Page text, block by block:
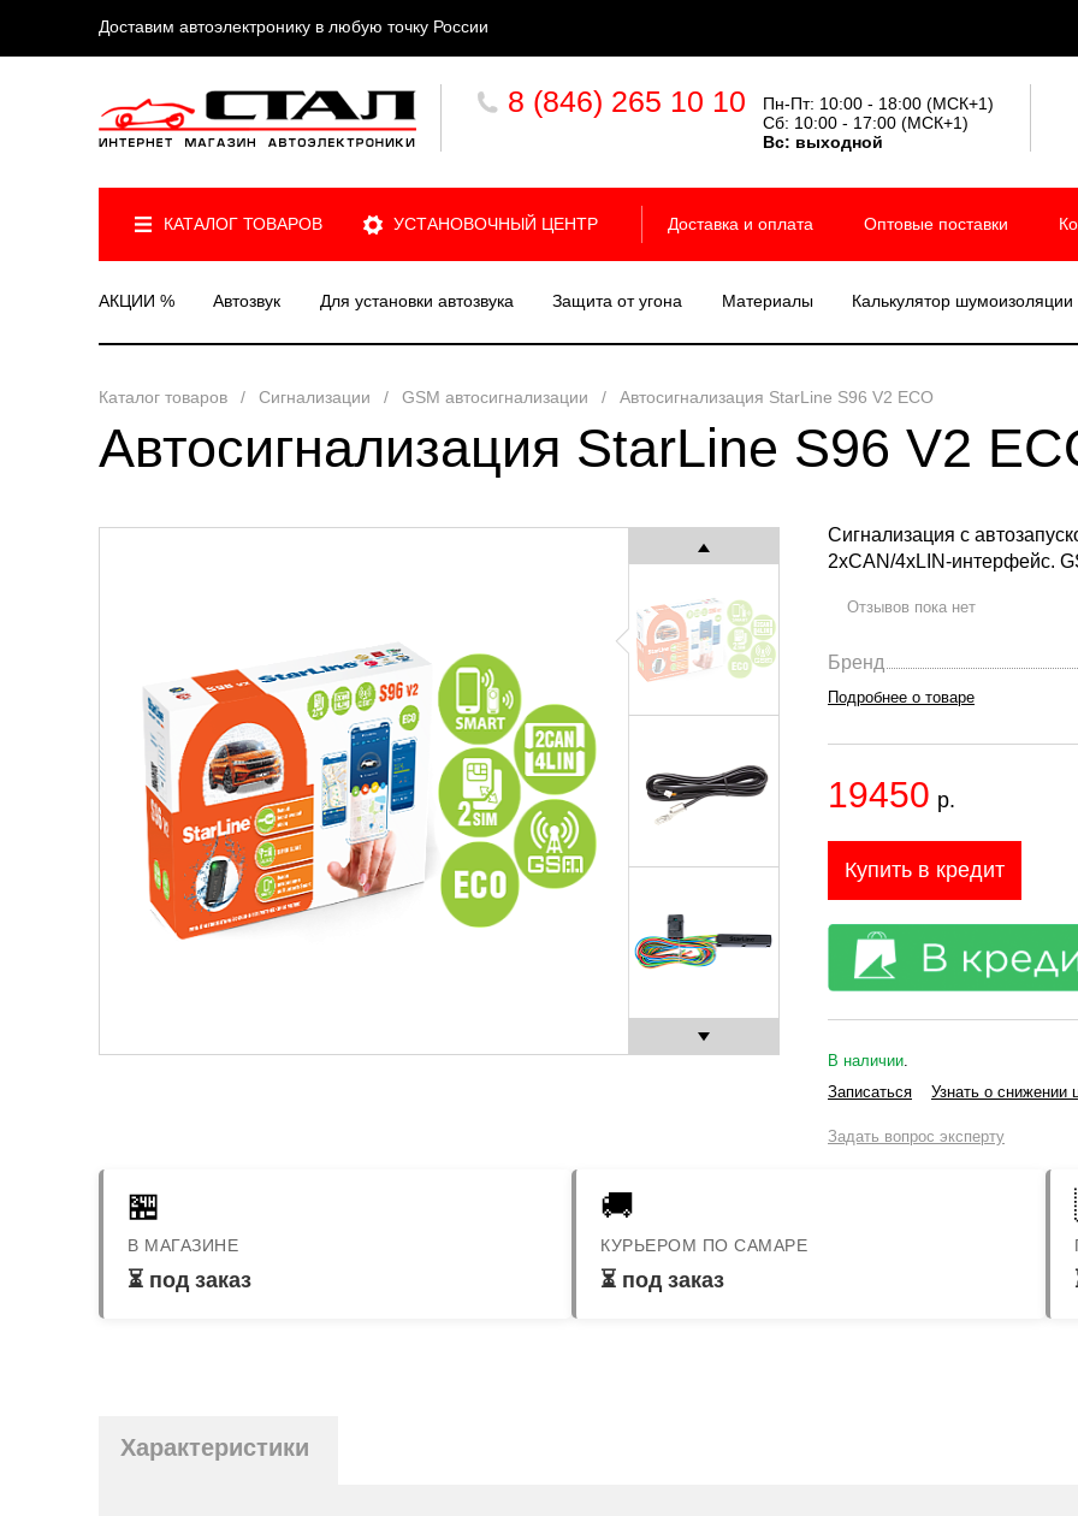
Доставим автоэлектронику в любую точку России
8 (846) 265 10 10
Пн-Пт: 10:00 - 18:00 (МСК+1)
Сб: 10:00 - 17:00 (МСК+1)
Вс: выходной
КАТАЛОГ ТОВАРОВ УСТАНОВОЧНЫЙ ЦЕНТР Доставка и оплата Оптовые поставки
АКЦИИ % Автозвук Для установки автозвука Защита от угона Материалы Калькулятор шумоизоляции
Каталог товаров / Сигнализации / GSM автосигнализации / Автосигнализация StarLine S96 V2 ECO
Автосигнализация StarLine S96 V2
Сигнализация с
2xCAN/4xLIN-интерфейс.
Отзывов пока нет
Бренд
Подробнее о товаре
19450 р.
Купить в кредит
В наличии.
Записаться
Узнать о снижении
Задать вопрос эксперту
🏪
В МАГАЗИНЕ
⏳ под заказ
🚚
КУРЬЕРОМ ПО САМАРЕ
⏳ под заказ
Характеристики